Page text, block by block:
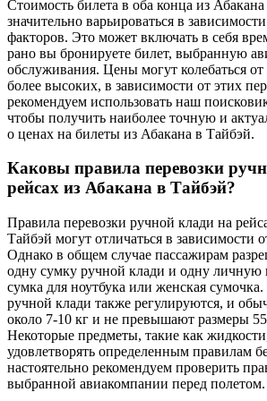
Стоимость билета в оба конца из
значительно варьироваться в
факторов. Это может включать в себя
рано вы бронируете билет, выбранную
обслуживания. Цены могут колебаться
более высоких, в зависимости от этих
рекомендуем использовать наш
чтобы получить наиболее точную и
о ценах на билеты из Абакана в Тайбэй.
Каковы правила перевозки
рейсах из Абакана в Тайбэй?
Правила перевозки ручной клади на
Тайбэй могут отличаться в зависимости
Однако в общем случае пассажирам
одну сумку ручной клади и одну личную
сумка для ноутбука или женская
ручной клади также регулируются, и
около 7-10 кг и не превышают размеры
Некоторые предметы, такие как
удовлетворять определенным правилам
настоятельно рекомендуем проверить
выбранной авиакомпании перед полетом.